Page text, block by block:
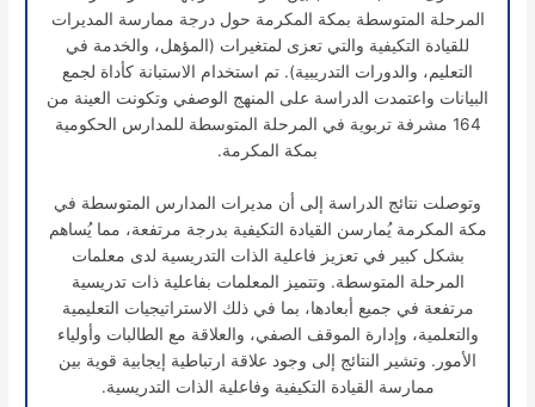
المرحلة المتوسطة بمكة المكرمة حول درجة ممارسة المديرات
للقيادة التكيفية والتي تعزى لمتغيرات (المؤهل، والخدمة في
التعليم، والدورات التدريبية). تم استخدام الاستبانة كأداة لجمع
البيانات واعتمدت الدراسة على المنهج الوصفي وتكونت العينة من
164 مشرفة تربوية في المرحلة المتوسطة للمدارس الحكومية
بمكة المكرمة.
وتوصلت نتائج الدراسة إلى أن مديرات المدارس المتوسطة في
مكة المكرمة يُمارسن القيادة التكيفية بدرجة مرتفعة، مما يُساهم
بشكل كبير في تعزيز فاعلية الذات التدريسية لدى معلمات
المرحلة المتوسطة. وتتميز المعلمات بفاعلية ذات تدريسية
مرتفعة في جميع أبعادها، بما في ذلك الاستراتيجيات التعليمية
والتعلمية، وإدارة الموقف الصفي، والعلاقة مع الطالبات وأولياء
الأمور. وتشير النتائج إلى وجود علاقة ارتباطية إيجابية قوية بين
ممارسة القيادة التكيفية وفاعلية الذات التدريسية.